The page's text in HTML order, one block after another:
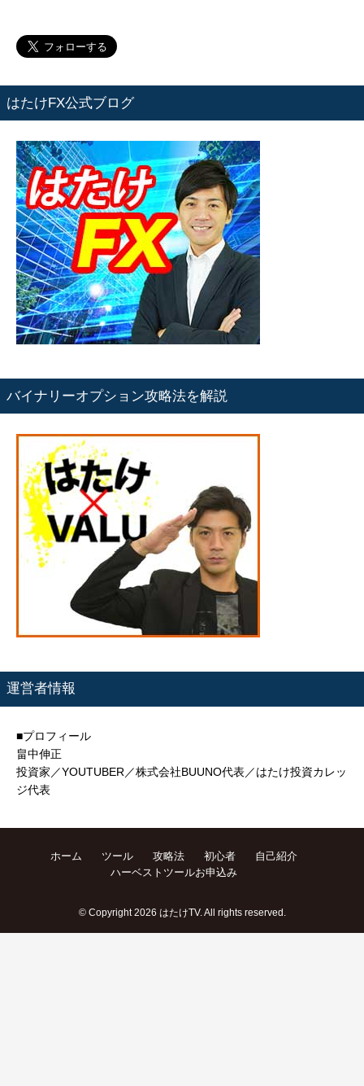
はたけFX公式ブログ
バイナリーオプション攻略法を解説
運営者情報
■プロフィール
畠中伸正
投資家／YOUTUBER／株式会社BUUNO代表／はたけ投資カレッ
ジ代表
ホーム ツール 攻略法 初心者
自己紹介
ハーベストツールお申込み
© Copyright 2026 はたけTV. All rights reserved.